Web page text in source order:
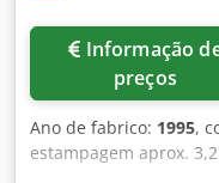
preços
Ano de fabrico: 1995,
estampagem aprox.
20 mm Distância entre